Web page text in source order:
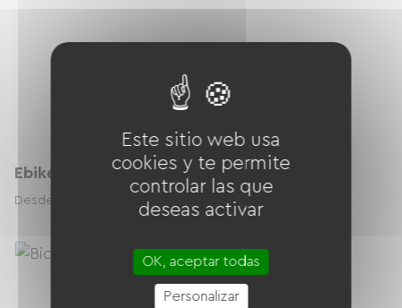
Ebike Cargo Biplace
Desde 40.00 € / día
Este sitio web usa
cookies y te permite
controlar las que
deseas activar
OK, aceptar todas
Personalizar